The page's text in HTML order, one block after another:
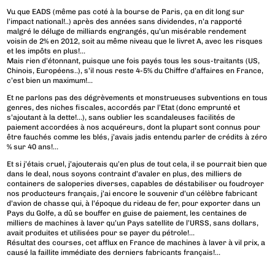
Vu que EADS (même pas coté à la bourse de Paris, ça en dit long sur
l’impact national!..) après des années sans dividendes, n’a rapporté
malgré le déluge de milliards engrangés, qu’un misérable rendement
voisin de 2% en 2012, soit au même niveau que le livret A, avec les risques
et les impôts en plus!…
Mais rien d’étonnant, puisque une fois payés tous les sous-traitants (US,
Chinois, Européens..), s’il nous reste 4-5% du Chiffre d’affaires en France,
c’est bien un maximum!…
Et ne parlons pas des dégrèvements et monstrueuses subventions en tous
genres, des niches fiscales, accordés par l’Etat (donc emprunté et
s’ajoutant à la dette!…), sans oublier les scandaleuses facilités de
paiement accordées à nos acquéreurs, dont la plupart sont connus pour
être fauchés comme les blés, j’avais jadis entendu parler de crédits à zéro
% sur 40 ans!…
Et si j’étais cruel, j’ajouterais qu’en plus de tout cela, il se pourrait bien que
dans le deal, nous soyons contraint d’avaler en plus, des milliers de
containers de saloperies diverses, capables de déstabiliser ou foudroyer
nos producteurs français, j’ai encore le souvenir d’un célèbre fabricant
d’avion de chasse qui, à l’époque du rideau de fer, pour exporter dans un
Pays du Golfe, a dû se bouffer en guise de paiement, les centaines de
milliers de machines à laver qu’un Pays satellite de l’URSS, sans dollars,
avait produites et utilisées pour se payer du pétrole!…
Résultat des courses, cet afflux en France de machines à laver à vil prix, a
causé la faillite immédiate des derniers fabricants français!…